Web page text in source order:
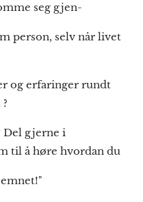
seg gjen-
person, selv når livet
og erfaringer rundt
Del gjerne i
til å høre hvordan du